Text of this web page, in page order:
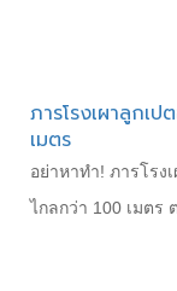
ภารโรงเผาลูกเ
เมตร
อย่าหาทำ! ภารโรง
ไกลกว่า 100 เมตร